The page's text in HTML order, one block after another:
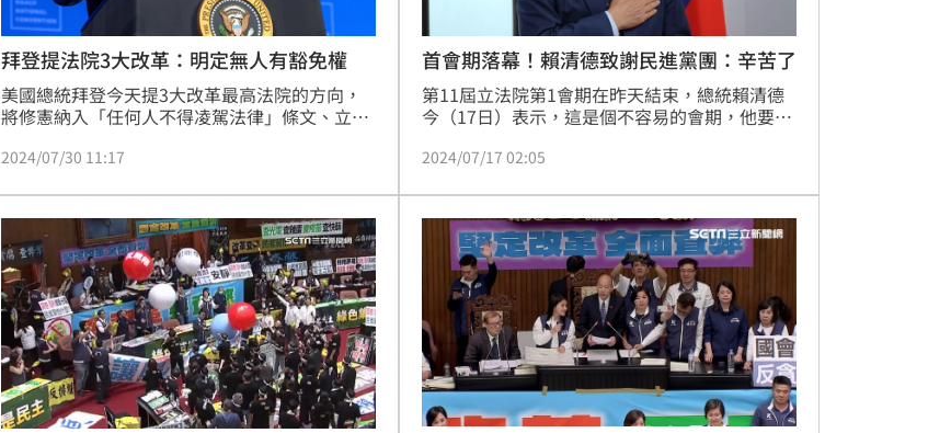
拜登提法院3大改革：明定無人有豁免權
美國總統拜登今天提3大改革最高法院的方向，
將修憲納入「任何人不得凌駕法律」條文、立法
高法院近年爭議不斷，民調顯示，民眾不滿意度
2024/07/30 11:17
首會期落幕！賴清德致謝民進黨團：辛苦了
第11屆立法院第1會期在昨天結束，總統賴清德
今（17日）表示，這是個不容易的會期，他要特
了，感謝黨團立委和行政團隊共同努力，推動各
的法案。未來，他會持續要求執政團隊務實推動
改革，也期待朝野各政黨共同努力，讓台灣繼續
在正確的道路上穩健前行。
2024/07/17 02:05